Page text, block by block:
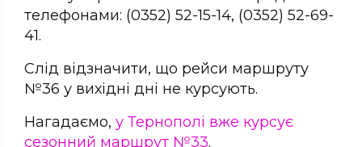
телефонами: (0352) 52-15-14, (0352) 52-69-
41.
Слід відзначити, що рейси маршруту
№36 у вихідні дні не курсують.
Нагадаємо, у Тернополі вже курсує
сезонний маршрут №33.